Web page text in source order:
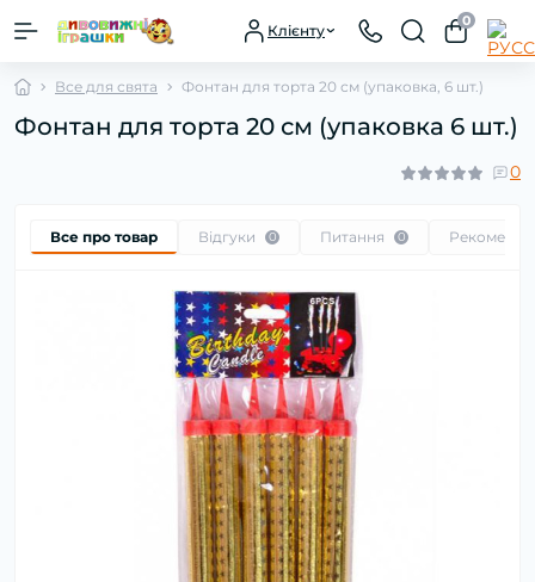
Клієнту
0
Все для свята Фонтан для торта 20 см (упаковка, 6 шт.)
Фонтан для торта 20 см (упаковка 6 шт.)
0
Все про товар Відгуки 0 Питання 0